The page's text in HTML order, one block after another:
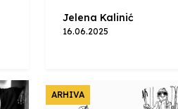
Jelena Kalinić
16.06.2025
ARHIVA